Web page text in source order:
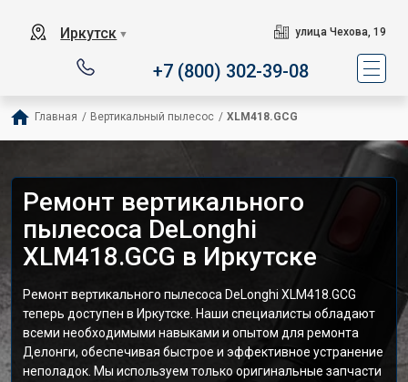
Иркутск ▼ улица Чехова, 19
+7 (800) 302-39-08
Главная / Вертикальный пылесос / XLM418.GCG
Ремонт вертикального
пылесоса DeLonghi
XLM418.GCG в Иркутске
Ремонт вертикального пылесоса DeLonghi XLM418.GCG
теперь доступен в Иркутске. Наши специалисты обладают
всеми необходимыми навыками и опытом для ремонта
Делонги, обеспечивая быстрое и эффективное устранение
неполадок. Мы используем только оригинальные запчасти